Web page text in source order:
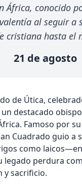
África, conocido
al seguir a
cristiana hasta el
21 de agosto
de Útica,
destacado
Famoso por
Cuadrado guio a
como
legado perdura
y sacrificio.